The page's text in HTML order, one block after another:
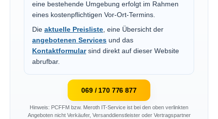
eine bestehende Umgebung erfolgt im Rahmen
eines kostenpflichtigen Vor-Ort-Termins.
Die aktuelle Preisliste, eine Übersicht der
angebotenen Services und das
Kontaktformularsind direkt auf dieser Website
abrufbar.
069 / 170 776 877
Hinweis: PCFFM bzw. Meroth IT-Service ist bei den oben verlinkten
Angeboten nicht Verkäufer, Versanddienstleister oder Vertragspartner